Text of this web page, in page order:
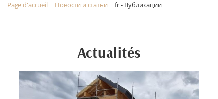
Page d'accueil Новости и статьи fr - Публикации
Actualités